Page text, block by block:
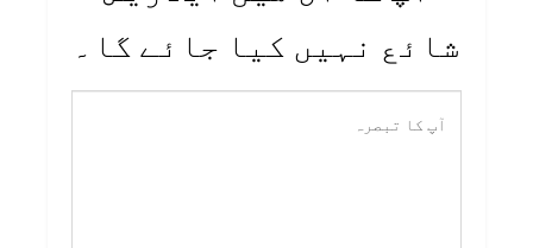
شائع نہیں کیا جائے گا۔